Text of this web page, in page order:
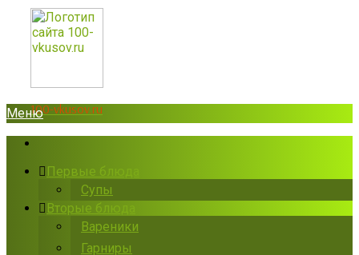
100-vkusov.ru
Меню
Первые блюда
Супы
Вторые блюда
Вареники
Гарниры